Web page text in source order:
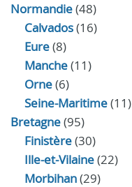
Normandie(48)
Calvados(16)
Eure(8)
Manche(11)
Orne(6)
Seine-Maritime(11)
Bretagne(95)
Finistère(30)
Ille-et-Vilaine(22)
Morbihan(29)